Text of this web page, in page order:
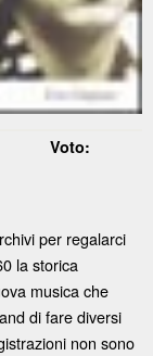
Voto:
per regalarci
la storica
musica che
di fare diversi
non sono